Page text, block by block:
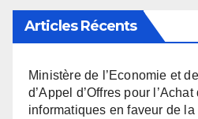
Articles Récents
Ministère de l’Economie et
d’Appel d’Offres pour
informatiques en faveur de